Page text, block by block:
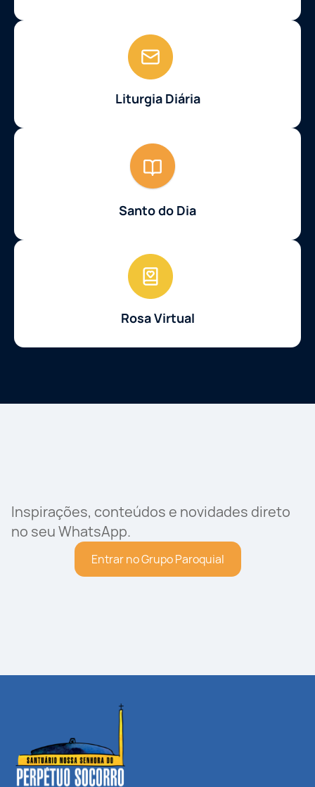
Liturgia Diária
Santo do Dia
Rosa Virtual
Inspirações, conteúdos e novidades direto
no seu WhatsApp.
Entrar no Grupo Paroquial